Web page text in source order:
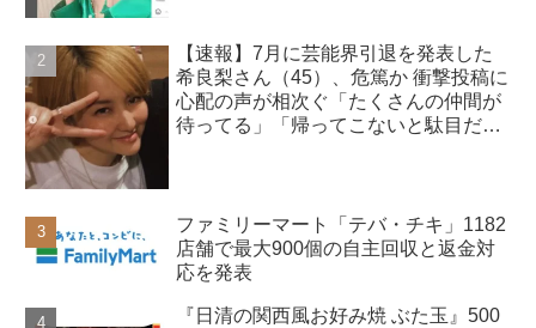
【速報】7月に芸能界引退を発表した
希良梨さん（45）、危篤か 衝撃投稿に
心配の声が相次ぐ「たくさんの仲間が
待ってる」「帰ってこないと駄目だ
ファミリーマート「テバ・チキ」1182
店舗で最大900個の自主回収と返金対
応を発表
『日清の関西風お好み焼 ぶた玉』500